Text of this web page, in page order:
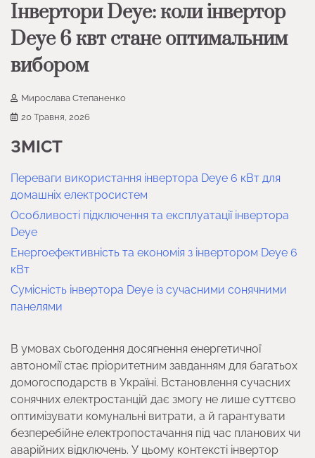
Інвертори Deye: коли інвертор
Deye 6 квт стане оптимальним
вибором
Мирослава Степаненко
20 Травня, 2026
ЗМІСТ
Переваги використання інвертора Deye 6 кВт для
домашніх електросистем
Особливості підключення та експлуатації інвертора
Deye
Енергоефективність та економія з інвертором Deye 6
кВт
Сумісність інвертора Deye із сучасними сонячними
панелями
В умовах сьогодення досягнення енергетичної
автономії стає пріоритетним завданням для багатьох
домогосподарств в Україні. Встановлення сучасних
сонячних електростанцій дає змогу не лише суттєво
оптимізувати комунальні витрати, а й гарантувати
безперебійне електропостачання під час планових чи
аварійних відключень. У цьому контексті інвертор